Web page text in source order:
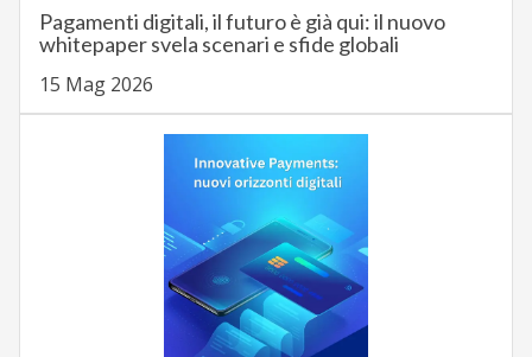
Pagamenti digitali, il futuro è già qui: il nuovo
whitepaper svela scenari e sfide globali
15 Mag 2026